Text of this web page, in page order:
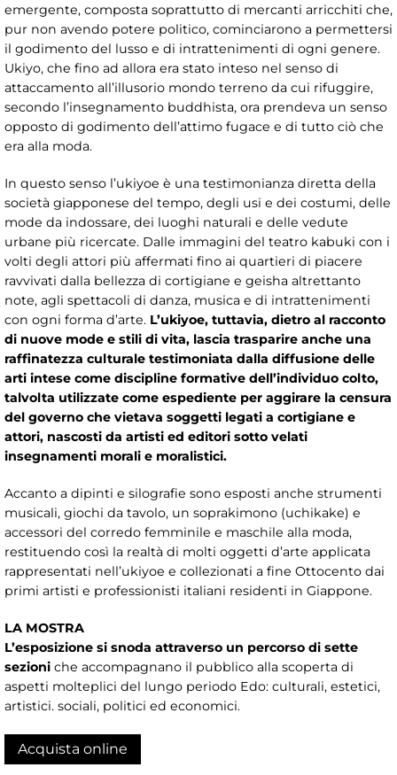
emergente, composta soprattutto di mercanti arricchiti che,
pur non avendo potere politico, cominciarono a permettersi
il godimento del lusso e di intrattenimenti di ogni genere.
Ukiyo, che fino ad allora era stato inteso nel senso di
attaccamento all’illusorio mondo terreno da cui rifuggire,
secondo l’insegnamento buddhista, ora prendeva un senso
opposto di godimento dell’attimo fugace e di tutto ciò che
era alla moda.
In questo senso l’ukiyoe è una testimonianza diretta della
società giapponese del tempo, degli usi e dei costumi, delle
mode da indossare, dei luoghi naturali e delle vedute
urbane più ricercate. Dalle immagini del teatro kabuki con i
volti degli attori più affermati fino ai quartieri di piacere
ravvivati dalla bellezza di cortigiane e geisha altrettanto
note, agli spettacoli di danza, musica e di intrattenimenti
con ogni forma d’arte. L’ukiyoe, tuttavia, dietro al racconto
di nuove mode e stili di vita, lascia trasparire anche una
raffinatezza culturale testimoniata dalla diffusione delle
arti intese come discipline formative dell’individuo colto,
talvolta utilizzate come espediente per aggirare la censura
del governo che vietava soggetti legati a cortigiane e
attori, nascosti da artisti ed editori sotto velati
insegnamenti morali e moralistici.
Accanto a dipinti e silografie sono esposti anche strumenti
musicali, giochi da tavolo, un soprakimono (uchikake) e
accessori del corredo femminile e maschile alla moda,
restituendo così la realtà di molti oggetti d’arte applicata
rappresentati nell’ukiyoe e collezionati a fine Ottocento dai
primi artisti e professionisti italiani residenti in Giappone.
LA MOSTRA
L’esposizione si snoda attraverso un percorso di sette
sezioni che accompagnano il pubblico alla scoperta di
aspetti molteplici del lungo periodo Edo: culturali, estetici,
artistici. sociali, politici ed economici.
Acquista online